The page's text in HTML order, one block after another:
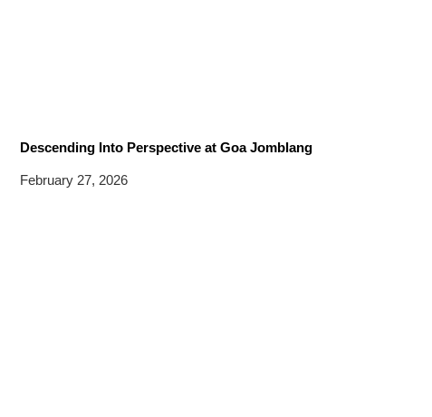
Descending Into Perspective at Goa Jomblang
February 27, 2026